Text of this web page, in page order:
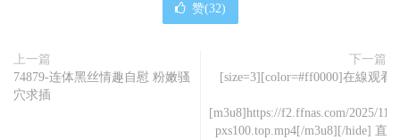
赞(32)
上一篇
74879-连体黑丝情趣自慰 粉嫩骚
穴求插
下一篇
[size=3][color=#ff0000]在線观看
[m3u8]https://f2.ffnas.com/2025/
pxs100.top.mp4[/m3u8][/hide] 直